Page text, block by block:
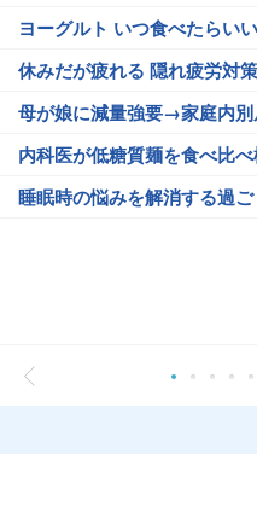
ヨーグルト いつ食べたらい
休みだが疲れる 隠れ疲労対
母が娘に減量強要→家庭内
内科医が低糖質麺を食べ比
睡眠時の悩みを解消する過